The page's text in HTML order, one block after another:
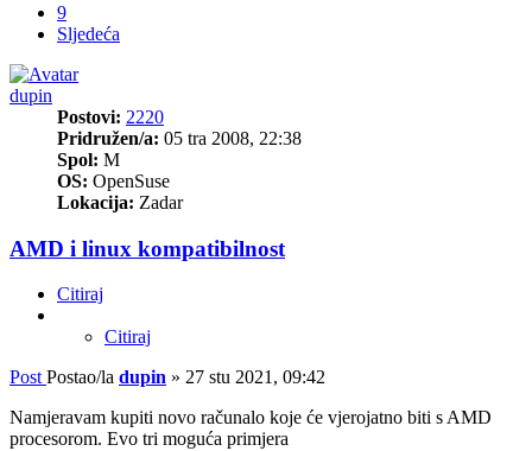
9
Sljedeća
dupin
Postovi: 2220
Pridružen/a: 05 tra 2008, 22:38
Spol: M
OS: OpenSuse
Lokacija: Zadar
AMD i linux kompatibilnost
Citiraj
Citiraj
Post Postao/la dupin » 27 stu 2021, 09:42
Namjeravam kupiti novo računalo koje će vjerojatno biti s AMD
procesorom. Evo tri moguća primjera